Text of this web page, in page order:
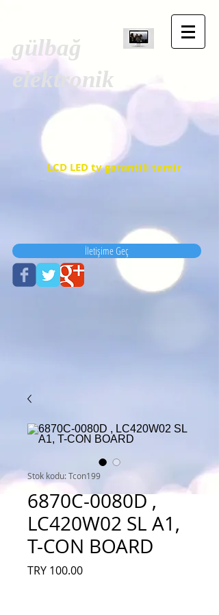
gülbağ
elektronik
LCD LED tv garantili tamir
İletişime Geç
Stok kodu: Tcon199
6870C-0080D ,
LC420W02 SL A1,
T-CON BOARD
TRY 100.00Fiyat